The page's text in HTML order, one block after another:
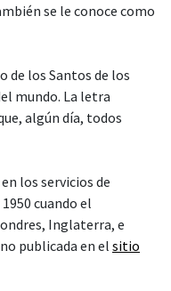
se le conoce como
de los Santos de los
mundo. La letra
algún día, todos
los servicios de
cuando el
Inglaterra, e
publicada en el sitio